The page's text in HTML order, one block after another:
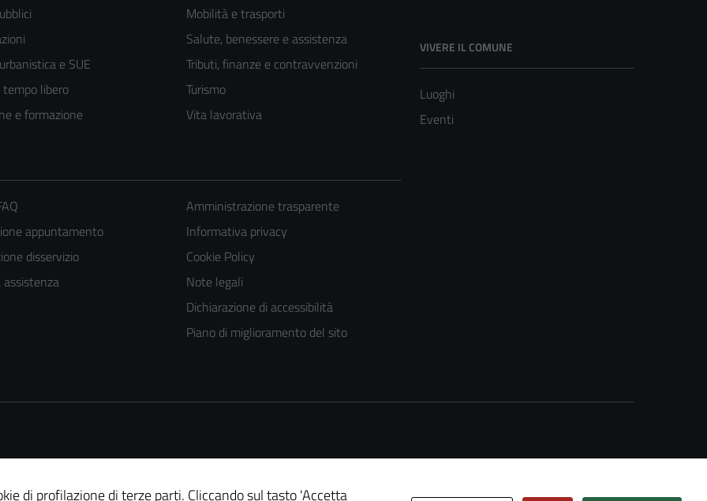
e SUE
libero
e formazione
Mobilità e trasporti
Salute, benessere e assistenza
Tributi, finanze e contravvenzioni
Turismo
Vita lavorativa
VIVERE IL COMUNE
Luoghi
Eventi
appuntamento
disservizio
assistenza
Amministrazione trasparente
Informativa privacy
Cookie Policy
Note legali
Dichiarazione di accessibilità
Piano di miglioramento del sito
di profilazione di terze parti. Cliccando sul tasto 'Accetta
Tecnici